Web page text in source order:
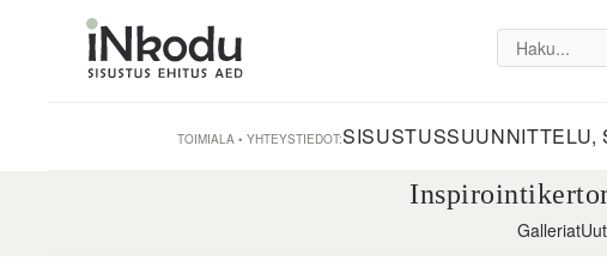
TOIMIALA • YHTEYSTIEDOT:SISUSTUSSUUNNITTELU,
Galleriat